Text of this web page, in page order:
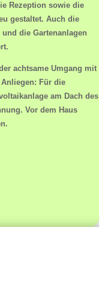
Rezeption sowie die
gestaltet. Auch die
die Gartenanlagen
achtsame Umgang mit
Für die
am Dach des
Vor dem Haus